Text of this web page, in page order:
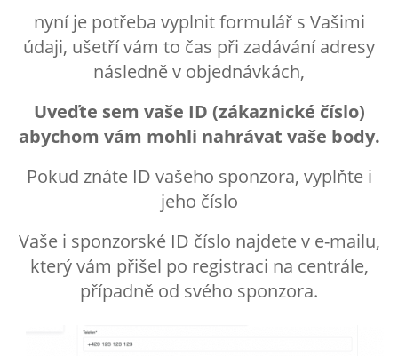
nyní je potřeba vyplnit formulář s Vašimi
údaji, ušetří vám to čas při zadávání adresy
následně v objednávkách,
Uveďte sem vaše ID (zákaznické číslo)
abychom vám mohli nahrávat vaše body.
Pokud znáte ID vašeho sponzora, vyplňte i
jeho číslo
Vaše i sponzorské ID číslo najdete v e-mailu,
který vám přišel po registraci na centrále,
případně od svého sponzora.